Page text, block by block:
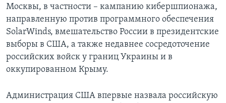
Москвы, в частности – кампанию кибершпионажа,
направленную против программного обеспечения
SolarWinds, вмешательство России в президентские
выборы в США, а также недавнее сосредоточение
российских войск у границ Украины и в
оккупированном Крыму.
Администрация США впервые назвала российскую